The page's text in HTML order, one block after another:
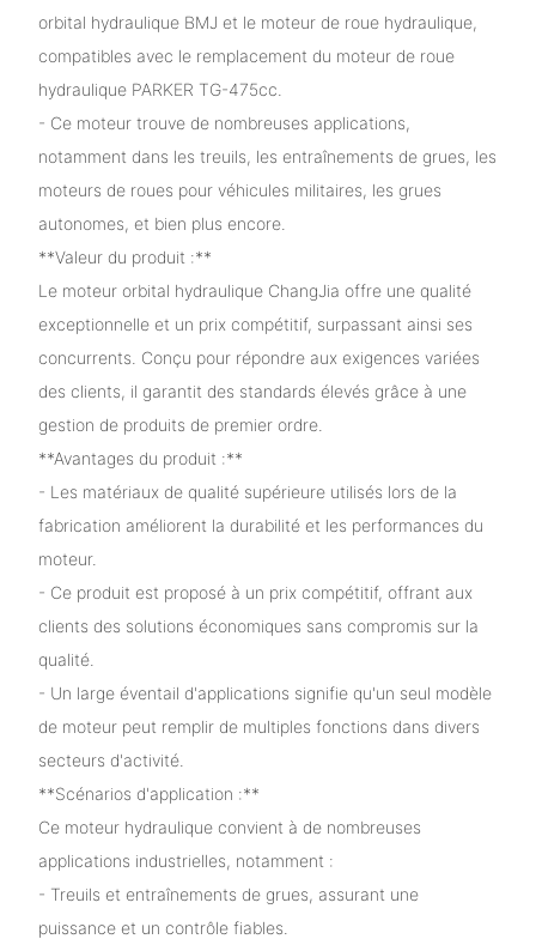
orbital hydraulique BMJ et le moteur de roue hydraulique,
compatibles avec le remplacement du moteur de roue
hydraulique PARKER TG-475cc.
- Ce moteur trouve de nombreuses applications,
notamment dans les treuils, les entraînements de grues, les
moteurs de roues pour véhicules militaires, les grues
autonomes, et bien plus encore.
**Valeur du produit :**
Le moteur orbital hydraulique ChangJia offre une qualité
exceptionnelle et un prix compétitif, surpassant ainsi ses
concurrents. Conçu pour répondre aux exigences variées
des clients, il garantit des standards élevés grâce à une
gestion de produits de premier ordre.
**Avantages du produit :**
- Les matériaux de qualité supérieure utilisés lors de la
fabrication améliorent la durabilité et les performances du
moteur.
- Ce produit est proposé à un prix compétitif, offrant aux
clients des solutions économiques sans compromis sur la
qualité.
- Un large éventail d'applications signifie qu'un seul modèle
de moteur peut remplir de multiples fonctions dans divers
secteurs d'activité.
**Scénarios d'application :**
Ce moteur hydraulique convient à de nombreuses
applications industrielles, notamment :
- Treuils et entraînements de grues, assurant une
puissance et un contrôle fiables.